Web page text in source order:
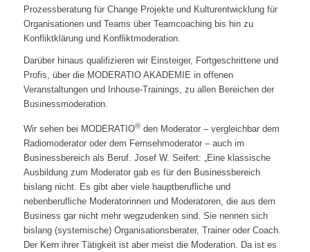
Prozessberatung für Change Projekte und Kulturentwicklung für
Organisationen und Teams über Teamcoaching bis hin zu
Konfliktklärung und Konfliktmoderation.
Darüber hinaus qualifizieren wir Einsteiger, Fortgeschrittene und
Profis, über die MODERATIO AKADEMIE in offenen
Veranstaltungen und Inhouse-Trainings, zu allen Bereichen der
Businessmoderation.
Wir sehen bei MODERATIO®den Moderator – vergleichbar dem
Radiomoderator oder dem Fernsehmoderator – auch im
Businessbereich als Beruf. Josef W. Seifert: „Eine klassische
Ausbildung zum Moderator gab es für den Businessbereich
bislang nicht. Es gibt aber viele hauptberufliche und
nebenberufliche Moderatorinnen und Moderatoren, die aus dem
Business gar nicht mehr wegzudenken sind. Sie nennen sich
bislang (systemische) Organisationsberater, Trainer oder Coach.
Der Kern ihrer Tätigkeit ist aber meist die Moderation. Da ist es